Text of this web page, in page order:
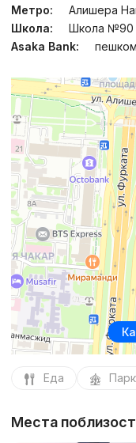
Метро:
Алишера
Школа:
Школа №90
Asaka Bank:
Еда
Места